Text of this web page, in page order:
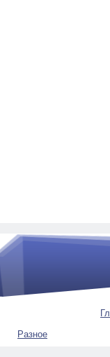
Разное